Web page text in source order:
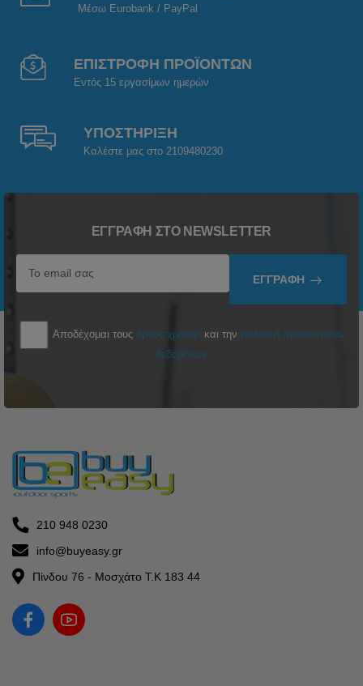
Μέσω Eurobank / PayPal
ΕΠΙΣΤΡΟΦΗ ΠΡΟΪΟΝΤΩΝ
Εντός 15 εργασίμων ημερών
ΥΠΟΣΤΗΡΙΞΗ
Καλέστε μας στο 2109480230
ΕΓΓΡΑΦΉ ΣΤΟ NEWSLETTER
ΕΓΓΡΑΦΉ
Αποδέχομαι τους όρους χρήσης και την πολιτική προσωπικών
δεδομένων
210 948 0230
info@buyeasy.gr
Πίνδου 76 - Μοσχάτο Τ.Κ 183 44